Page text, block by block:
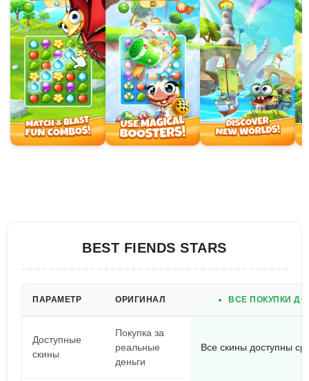
BEST FIENDS STARS
ПАРАМЕТР ОРИГИНАЛ ВСЕ ПОКУПКИ
Доступные
скины
Покупка за
реальные
деньги
Все скины доступны